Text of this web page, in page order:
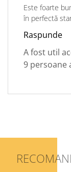
Este foarte
în perfectă
Raspunde
A fost util
9 persoane